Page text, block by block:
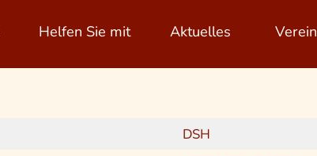
Helfen Sie mit Aktuelles Verein
DSH